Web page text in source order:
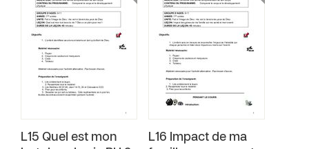
L15 Quel est mon
L16 Impact de ma